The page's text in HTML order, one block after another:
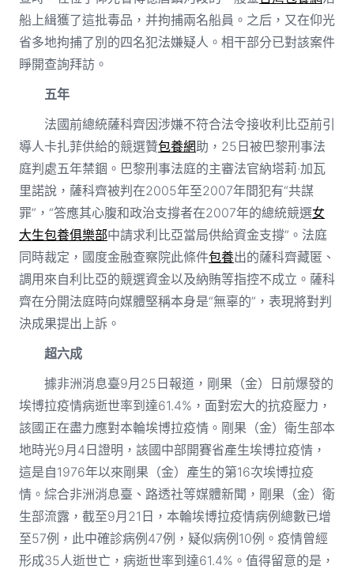
船上緝獲了這批毒品，并拘捕兩名船員。之后，又在仰光
省多地拘捕了別的四名犯法嫌疑人。相干部分已對該案件
睜開查詢拜訪。
五年
法國前總統薩科齊因涉嫌不符合法令接收利比亞前引
導人卡扎菲供給的競選贊包養網助，25日被巴黎刑事法
庭判處五年禁錮。巴黎刑事法庭的主審法官納塔莉·加瓦
里諾說，薩科齊被判在2005年至2007年間犯有“共謀
罪”，“答應其心腹和政治支撐者在2007年的總統競選女
大生包養俱樂部中請求利比亞當局供給資金支撐”。法庭
同時裁定，國度金融查察院此條件包養出的薩科齊藏匿、
調用來自利比亞的競選資金以及納賄等指控不成立。薩科
齊在分開法庭時向媒體堅稱本身是“無辜的”，表現將對判
決成果提出上訴。
超六成
據非洲消息臺9月25日報道，剛果（金）日前爆發的
埃博拉疫情病逝世率到達61.4%，面對宏大的抗疫壓力，
該國正在盡力應對本輪埃博拉疫情。剛果（金）衛生部本
地時光9月4日證明，該國中部開賽省產生埃博拉疫情，
這是自1976年以來剛果（金）產生的第16次埃博拉疫
情。綜合非洲消息臺、路透社等媒體新聞，剛果（金）衛
生部流露，截至9月21日，本輪埃博拉疫情病例總數已增
至57例，此中確診病例47例，疑似病例10例。疫情曾經
形成35人逝世亡，病逝世率到達61.4%。值得留意的是，